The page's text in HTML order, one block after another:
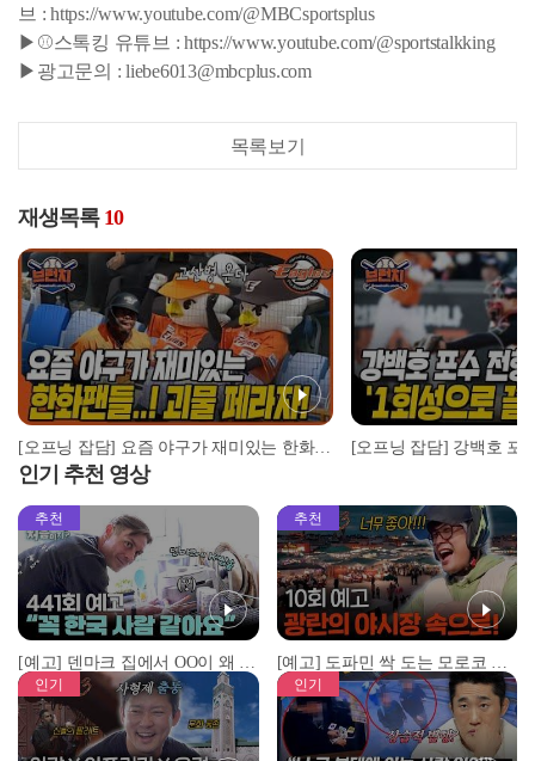
브 : https://www.youtube.com/@MBCsportsplus
▶⚾스톡킹 유튜브 : https://www.youtube.com/@sportstalkking
▶광고문의 : liebe6013@mbcplus.com
목록보기
재생목록 10
[오프닝 잡담] 요즘 야구가 재미있는 한화 팬들!...고산병? 황준서가 6선발?? (괴물 페라자!) #베이스볼런치 2024.04.02
인기 추천 영상
추천
[예고] 덴마크 집에서 OO이 왜 나와...? 이상할 정도로 한국을 사랑하는 우리 형을 제보합니다!
추천
[예고] 도파민 싹 도는 모로코 야시장 투어!
인기 인기